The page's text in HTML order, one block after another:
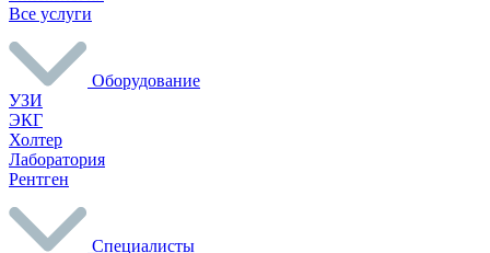
Все услуги
Оборудование
УЗИ
ЭКГ
Холтер
Лаборатория
Рентген
Специалисты